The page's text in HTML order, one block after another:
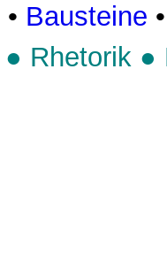
• Bausteine
● Rhetorik ●